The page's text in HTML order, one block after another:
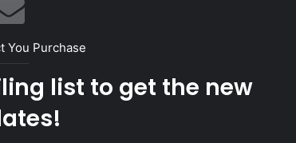
You Purchase
list to get the new